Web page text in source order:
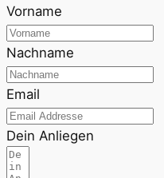
Vorname
Nachname
Email
Dein Anliegen